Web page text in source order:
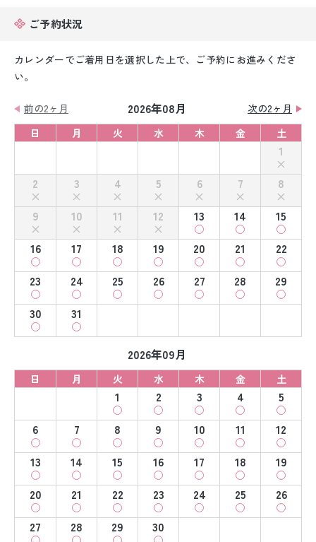
ご予約状況
カレンダーでご着用日を選択した上で、ご予約にお進みくださ
い。
前の2ヶ月 2026年08月
次の2ヶ月
日
月 火 水 木 金 土
1
2
3 4 5 6 7
8
9
10 11 12 13 14
15
16
17 18 19 20 21
22
23
24 25 26 27 28
29
30
31
2026年09月
日 月 火 水 木 金 土
1 2 3 4
5
6
7 8 9 10 11
12
13
14 15 16 17 18
19
20
21 22 23 24 25
26
27
28 29 30